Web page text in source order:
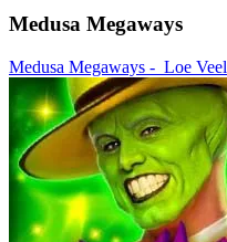
Medusa Megaways
Medusa Megaways - Loe Veel